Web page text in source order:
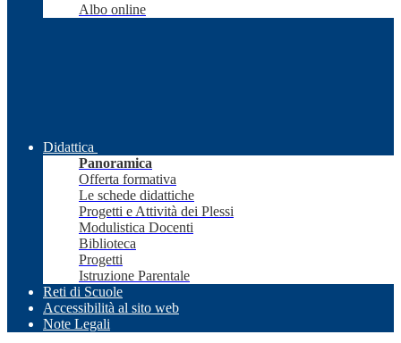
Albo online
Didattica
Panoramica
Offerta formativa
Le schede didattiche
Progetti e Attività dei Plessi
Modulistica Docenti
Biblioteca
Progetti
Istruzione Parentale
Reti di Scuole
Accessibilità al sito web
Note Legali